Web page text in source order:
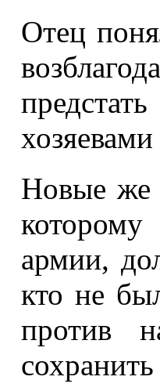
Отец
Новые же
армии,
кто не
против